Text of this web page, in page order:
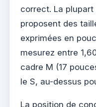
correct. La
proposent des
exprimées en
mesurez entre
cadre M (17
le S, au-dessus
La position de